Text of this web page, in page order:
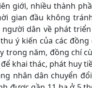
giới, nhiều thành
gian đầu không
dân về phát
ý kiến của các đồng
trong năm, đồng chí
khai thác, phát huy
nhân dân chuyển